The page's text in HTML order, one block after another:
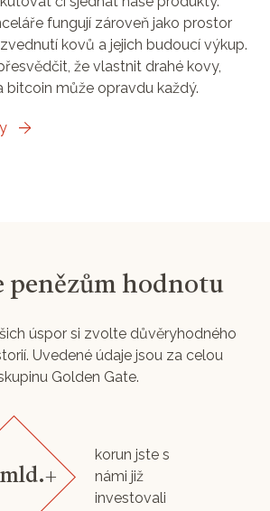
fungují zároveň jako prostor
kovů a jejich budoucí výkup.
že vlastnit drahé kovy,
bitcoin může opravdu každý.
penězům hodnotu
úspor si zvolte důvěryhodného
Uvedené údaje jsou za celou
Golden Gate.
korun jste s
námi již
investovali